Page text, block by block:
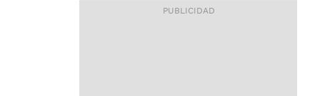
ACCESO FULL - $1.800/MES